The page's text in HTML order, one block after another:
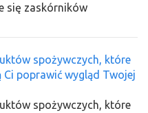
się zaskórników
spożywczych, które
Ci poprawić wygląd Twojej
spożywczych, które